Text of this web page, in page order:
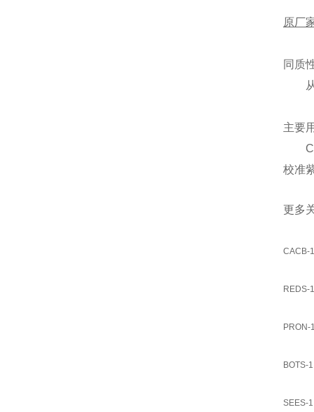
原厂
同质
主要
校准
更多
CACB-1
REDS-1
PRON-
BOTS-1
SEES-1